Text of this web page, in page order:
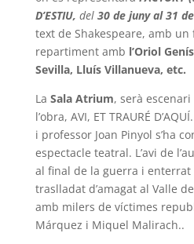
D’ESTIU, del30 de juny al 31
text de Shakespeare, amb
repartiment amb l’Oriol
Sevilla, Lluís Villanueva, etc.
La Sala Atrium, serà escenari
l’obra, AVI, ET TRAURÉ
i professor Joan Pinyol s’ha
espectacle teatral. L’avi de
al final de la guerra i enterrat
traslladat d’amagat al Valle
amb milers de víctimes
Márquez i Miquel Malirach..